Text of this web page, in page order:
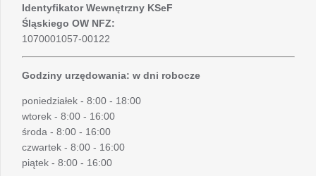
Identyfikator Wewnętrzny KSeF
Śląskiego OW NFZ:
1070001057-00122
Godziny urzędowania: w dni robocze
poniedziałek - 8:00 - 18:00
wtorek - 8:00 - 16:00
środa - 8:00 - 16:00
czwartek - 8:00 - 16:00
piątek - 8:00 - 16:00